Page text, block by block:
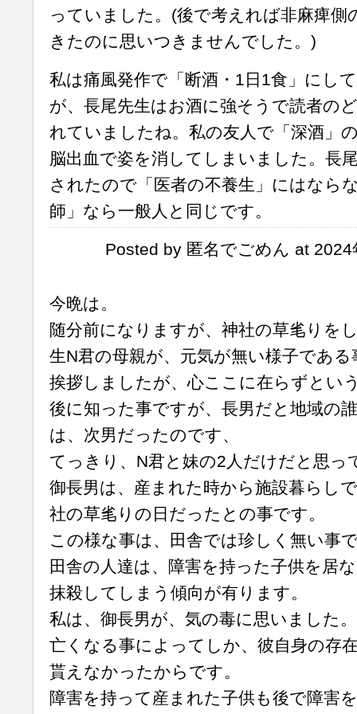
っていました。(後で考えれば非麻痺側
きたのに思いつきませんでした。)
私は痛風発作で「断酒・1日1食」にし
が、長尾先生はお酒に強そうで読者の
れていましたね。私の友人で「深酒」
脳出血で姿を消してしまいました。長
されたので「医者の不養生」にはなら
師」なら一般人と同じです。
Posted by 匿名でごめん at
今晩は。
随分前になりますが、神社の草毟りを
生N君の母親が、元気が無い様子であ
挨拶しましたが、心ここに在らずとい
後に知った事ですが、長男だと地域の
は、次男だったのです、
てっきり、N君と妹の2人だけだと思っ
御長男は、産まれた時から施設暮らし
社の草毟りの日だったとの事です。
この様な事は、田舎では珍しく無い事
田舎の人達は、障害を持った子供を居
抹殺してしまう傾向が有ります。
私は、御長男が、気の毒に思いました。
亡くなる事によってしか、彼自身の存
貰えなかったからです。
障害を持って産まれた子供も後で障害